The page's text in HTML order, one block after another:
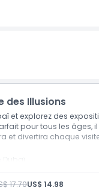
des Illusions
et explorez des
pour tous les âges,
et divertira chaque
et aux
puzzles et des jeux
17.70US$ 14.98